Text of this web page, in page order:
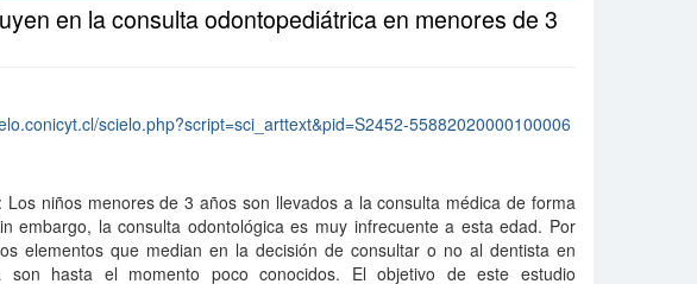
en la consulta odontopediátrica en menores de 3
scielo.php?script=sci_arttext&pid=S2452-55882020000100006
Los niños menores de 3 años son llevados a la consulta médica de forma
embargo, la consulta odontológica es muy infrecuente a esta edad. Por
elementos que median en la decisión de consultar o no al dentista en
son hasta el momento poco conocidos. El objetivo de este estudio